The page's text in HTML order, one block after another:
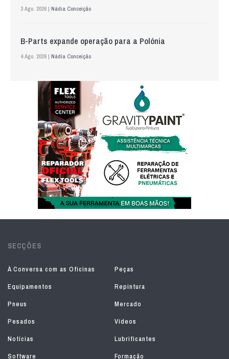
3 Ago. 2026 | Nádia Conceição
B-Parts expande operação para a Polónia
4 Ago. 2026 | Nádia Conceição
SECÇÕES
À Conversa com as Oficinas
Peças
Equipamentos
Repintura
Pneus
Mercado
Pesados
Vídeos
Notícias
Lubrificantes
Software
Formação